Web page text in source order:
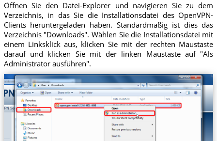
Öffnen Sie den Datei-Explorer und navigieren Sie zu dem
Verzeichnis, in das Sie die Installationsdatei des OpenVPN-
Clients heruntergeladen haben. Standardmäßig ist dies das
Verzeichnis "Downloads". Wählen Sie die Installationsdatei mit
einem Linksklick aus, klicken Sie mit der rechten Maustaste
darauf und klicken Sie mit der linken Maustaste auf "Als
Administrator ausführen".